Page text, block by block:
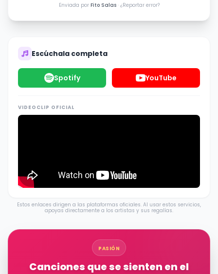
Enviada por Fito Salas · ¿Reportar error?
Escúchala completa
Spotify YouTube
VIDEOCLIP OFICIAL
Estos enlaces dirigen a las plataformas oficiales. Al usar estos servicios,
apoyas directamente a los artistas y sus regalías.
PASIÓN
Canciones que se sienten en el